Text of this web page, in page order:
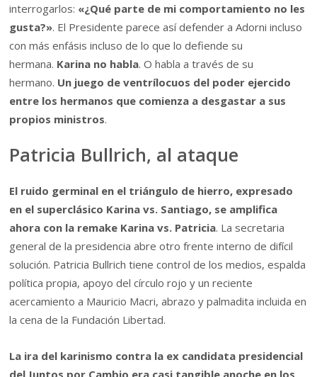
interrogarlos: «¿Qué parte de mi comportamiento no les
gusta?». El Presidente parece así defender a Adorni incluso
con más enfásis incluso de lo que lo defiende su
hermana. Karina no habla. O habla a través de su
hermano. Un juego de ventrílocuos del poder ejercido
entre los hermanos que comienza a desgastar a sus
propios ministros.
Patricia Bullrich, al ataque
El ruido germinal en el triángulo de hierro, expresado
en el superclásico Karina vs. Santiago, se amplifica
ahora con la remake Karina vs. Patricia. La secretaria
general de la presidencia abre otro frente interno de difícil
solución. Patricia Bullrich tiene control de los medios, espalda
política propia, apoyo del círculo rojo y un reciente
acercamiento a Mauricio Macri, abrazo y palmadita incluida en
la cena de la Fundación Libertad.
La ira del karinismo contra la ex candidata presidencial
del Juntos por Cambio era casi tangible anoche en los